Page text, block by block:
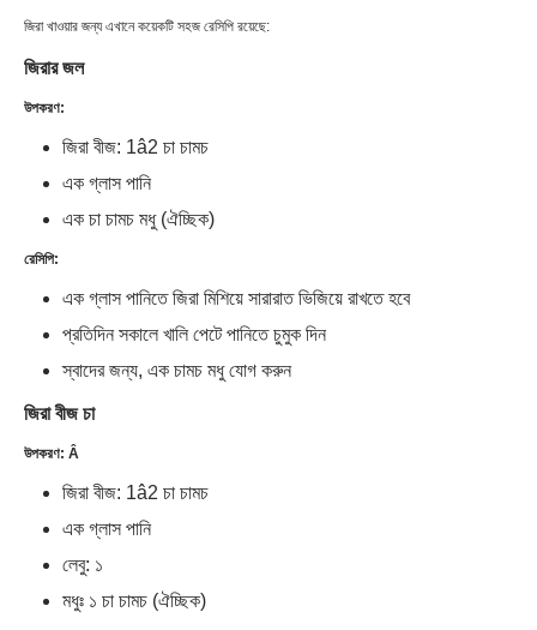
জিরা খাওয়ার জন্য এখানে কয়েকটি সহজ রেসিপি রয়েছে:
জিরার জল
উপকরণ:
জিরা বীজ: 1â2 চা চামচ
এক গ্লাস পানি
এক চা চামচ মধু (ঐচ্ছিক)
রেসিপি:
এক গ্লাস পানিতে জিরা মিশিয়ে সারারাত ভিজিয়ে রাখতে হবে
প্রতিদিন সকালে খালি পেটে পানিতে চুমুক দিন
স্বাদের জন্য, এক চামচ মধু যোগ করুন
জিরা বীজ চা
উপকরণ: Â
জিরা বীজ: 1â2 চা চামচ
এক গ্লাস পানি
লেবু: ১
মধুঃ ১ চা চামচ (ঐচ্ছিক)